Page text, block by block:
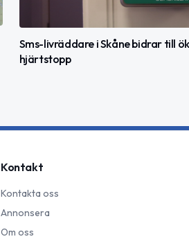
Sms-livräddare i Skåne bidrar till
hjärtstopp
Kontakt
Kontakta oss
Annonsera
Om oss